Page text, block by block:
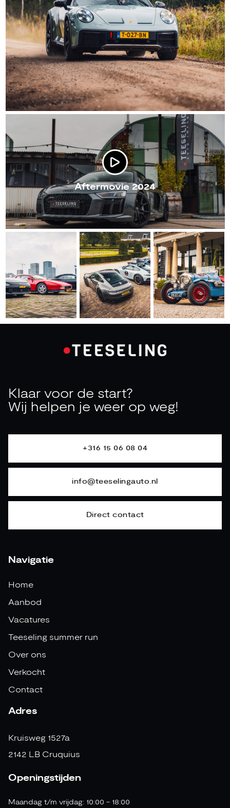
Aftermovie 2024
Klaar voor de start?
Wij helpen je weer op weg!
+316 15 06 08 04
info@teeselingauto.nl
Direct contact
Navigatie
Home
Aanbod
Vacatures
Teeseling summer run
Over ons
Verkocht
Contact
Adres
Kruisweg 1527a
2142 LB Cruquius
Openingstijden
Maandag t/m vrijdag: 10:00 - 18:00